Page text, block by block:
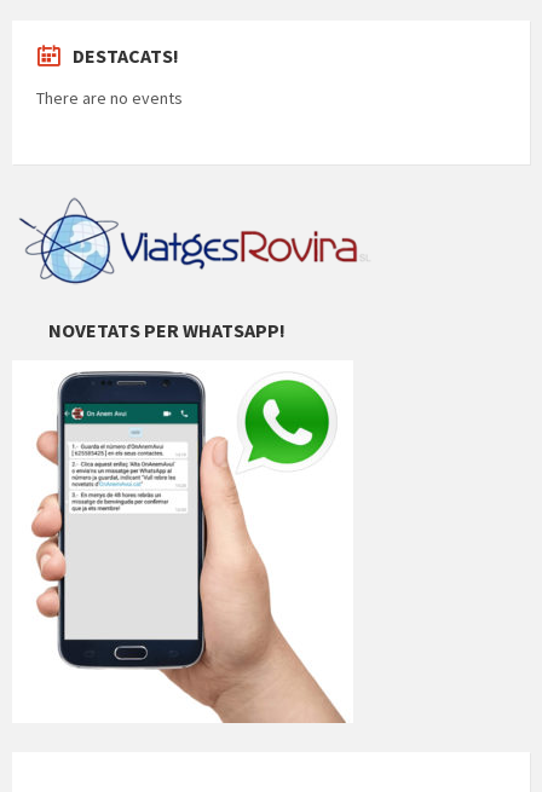
DESTACATS!
There are no events
NOVETATS PER WHATSAPP!